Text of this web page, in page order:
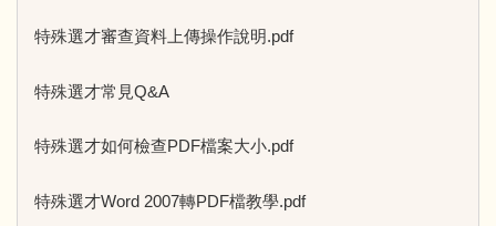
特殊選才審查資料上傳操作說明.pdf
特殊選才常見Q&A
特殊選才如何檢查PDF檔案大小.pdf
特殊選才Word 2007轉PDF檔教學.pdf